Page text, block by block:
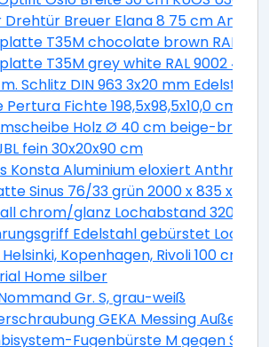
Drehtür Breuer Elana 8 75 cm
T35M chocolate brown RAL
T35M grey white RAL 9002
Schlitz DIN 963 3x20 mm Edelstahl
Fichte 198,5x98,5x10,0 cm
Holz Ø 40 cm beige-braun
fein 30x20x90 cm
Konsta Aluminium eloxiert Anthrazit
Sinus 76/33 grün 2000 x 835 x 2,2
chrom/glanz Lochabstand 320 mm
Edelstahl gebürstet
Kopenhagen, Rivoli 100 cm
Home silber
Gr. S, grau-weiß
GEKA Messing
Fugenbürste M gegen